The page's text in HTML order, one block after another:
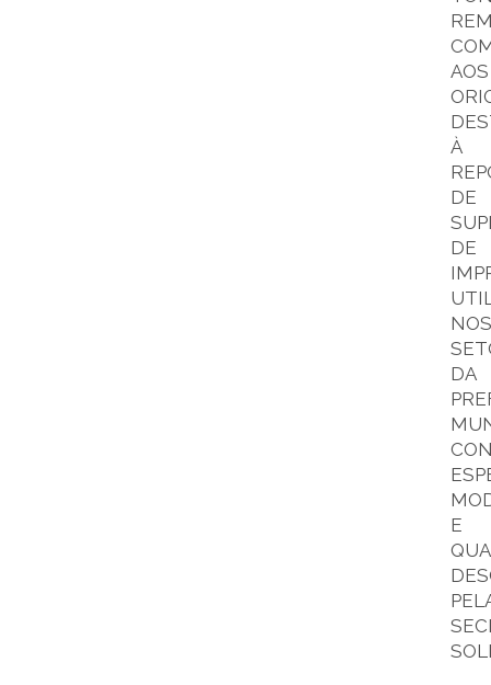
AOS
À
DE
DE
NOS
DA
E